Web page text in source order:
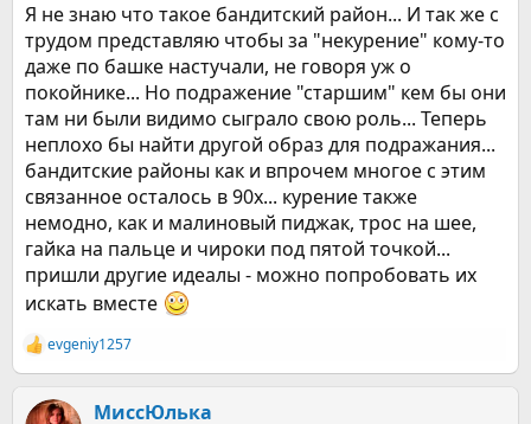
Я не знаю что такое бандитский район... И так же с
трудом представляю чтобы за "некурение" кому-то
даже по башке настучали, не говоря уж о
покойнике... Но подражение "старшим" кем бы они
там ни были видимо сыграло свою роль... Теперь
неплохо бы найти другой образ для подражания...
бандитские районы как и впрочем многое с этим
связанное осталось в 90х... курение также
немодно, как и малиновый пиджак, трос на шее,
гайка на пальце и чироки под пятой точкой...
пришли другие идеалы - можно попробовать их
искать вместе
Р
е
к
evgeniy1257
МиссЮлька